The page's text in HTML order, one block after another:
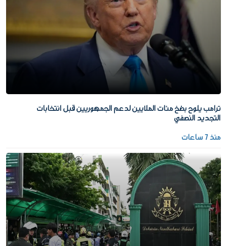
ترامب يلوح بضخ مئات الملايين لدعم الجمهوريين قبل انتخابات
التجديد النصفي
منذ 7 ساعات